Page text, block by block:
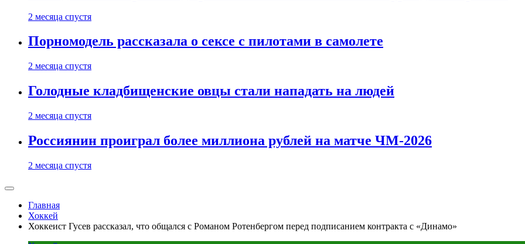
2 месяца спустя
Порномодель рассказала о сексе с пилотами в самолете
2 месяца спустя
Голодные кладбищенские овцы стали нападать на людей
2 месяца спустя
Россиянин проиграл более миллиона рублей на матче ЧМ-2026
2 месяца спустя
Главная
Хоккей
Хоккеист Гусев рассказал, что общался с Романом Ротенбергом перед подписанием контракта с «Динамо»